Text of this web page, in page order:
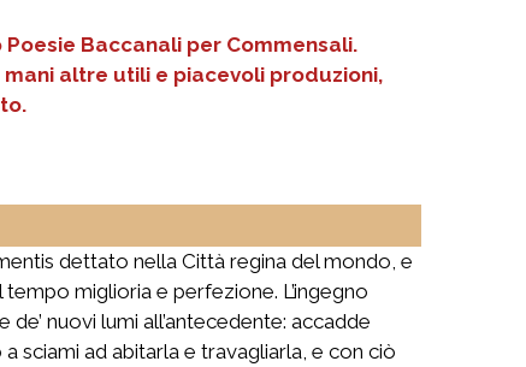
Baccanali per Commensali.
mani altre utili e piacevoli produzioni,
dettato nella Città regina del mondo, e
miglioria e perfezione. L’ingegno
nuovi lumi all’antecedente: accadde
sciami ad abitarla e travagliarla, e con ciò